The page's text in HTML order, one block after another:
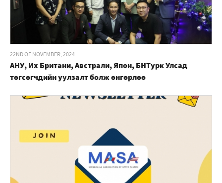
22ND OF NOVEMBER, 2024
АНУ, Их Британи, Австрали, Япон, БНТурк Улсад
төгсөгчдийн уулзалт болж өнгөрлөө